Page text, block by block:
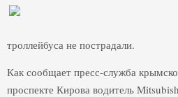
троллейбуса не пострадали.
Как сообщает пресс-служба
проспекте Кирова водитель